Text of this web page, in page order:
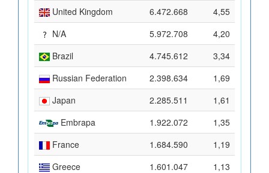
United Kingdom
6.472.668
4,55
N/A
5.972.708
4,20
Brazil
4.745.612
3,34
Russian Federation
2.398.634
1,69
Japan
2.285.511
1,61
Embrapa
1.922.072
1,35
France
1.684.590
1,19
Greece
1.601.047
1,13